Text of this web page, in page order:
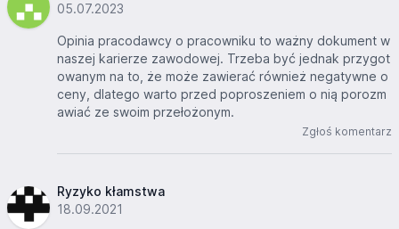
05.07.2023
Opinia pracodawcy o pracowniku to ważny dokument w
naszej karierze zawodowej. Trzeba być jednak przygot
owanym na to, że może zawierać również negatywne o
ceny, dlatego warto przed poproszeniem o nią porozm
awiać ze swoim przełożonym.
Zgłoś komentarz
Ryzyko kłamstwa
18.09.2021